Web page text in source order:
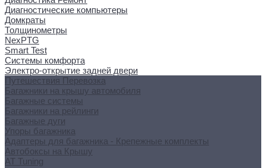
Диагностические компьютеры
Домкраты
Толщинометры
NexPTG
Smart Test
Системы комфорта
Электро-открытие задней двери
Путешествия Перевозка
Багажники на крышу автомобиля
Багажные системы
Багажники на рейлинги
Багажные дуги
Упоры багажника
Адаптеры для багажника - Крепежные комплекты
Автобоксы на Крышу
AT Tuning